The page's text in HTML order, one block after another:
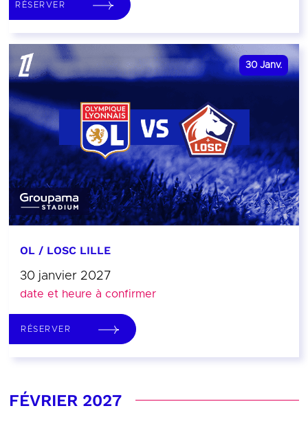
RÉSERVER
30 Janv.
OL / LOSC LILLE
30 janvier 2027
date et heure à confirmer
RÉSERVER
FÉVRIER 2027